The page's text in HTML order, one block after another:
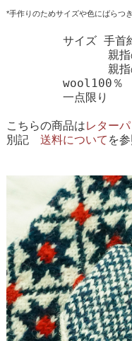
*手作りのためサイズや色にばらつ
サイズ 手首約9.5×
親指の付け根
親指の長さ
wool100％
一点限り
こちらの商品はレター
別記 送料について を